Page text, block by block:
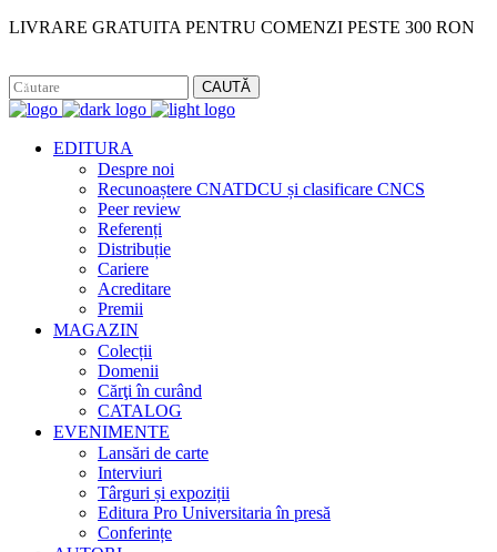
LIVRARE GRATUITA PENTRU COMENZI PESTE 300 RON
CAUTĂ
EDITURA
Despre noi
Recunoaștere CNATDCU și clasificare CNCS
Peer review
Referenți
Distribuție
Cariere
Acreditare
Premii
MAGAZIN
Colecții
Domenii
Cărţi în curând
CATALOG
EVENIMENTE
Lansări de carte
Interviuri
Târguri și expoziții
Editura Pro Universitaria în presă
Conferințe